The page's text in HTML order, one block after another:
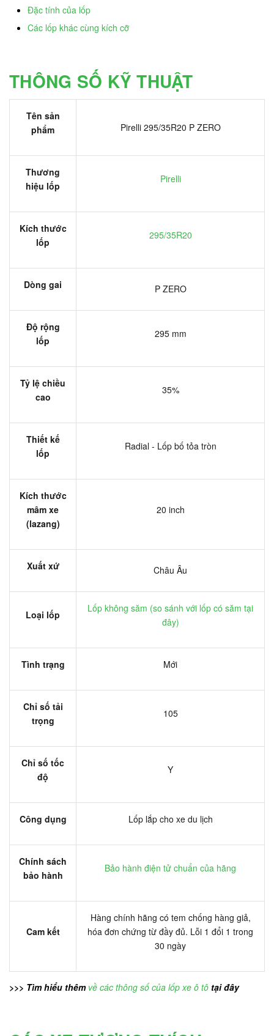
Đặc tính của lốp
Các lốp khác cùng kích cỡ
THÔNG SỐ KỸ THUẬT
Tên sản
phẩm
Pirelli 295/35R20 P ZERO
Thương
hiệu lốp
Pirelli
Kích thước
lốp
295/35R20
Dòng gai P ZERO
Độ rộng
lốp
295 mm
Tỷ lệ chiều
cao
35%
Thiết kế
lốp
Radial - Lốp bố tỏa tròn
Kích thước
mâm xe
(lazang)
20 inch
Xuất xứ Châu Âu
Loại lốp
Lốp không săm (so sánh với lốp có săm tại
đây)
Tình trạng Mới
Chỉ số tải
trọng
105
Chỉ số tốc
độ
Y
Công dụng Lốp lắp cho xe du lịch
Chính sách
bảo hành
Bảo hành điện tử chuẩn của hãng
Cam kết
Hàng chính hãng có tem chống hàng giả,
hóa đơn chứng từ đầy đủ. Lỗi 1 đổi 1 trong
30 ngày
>>> Tìm hiểu thêm về các thông số của lốp xe ô tô tại đây